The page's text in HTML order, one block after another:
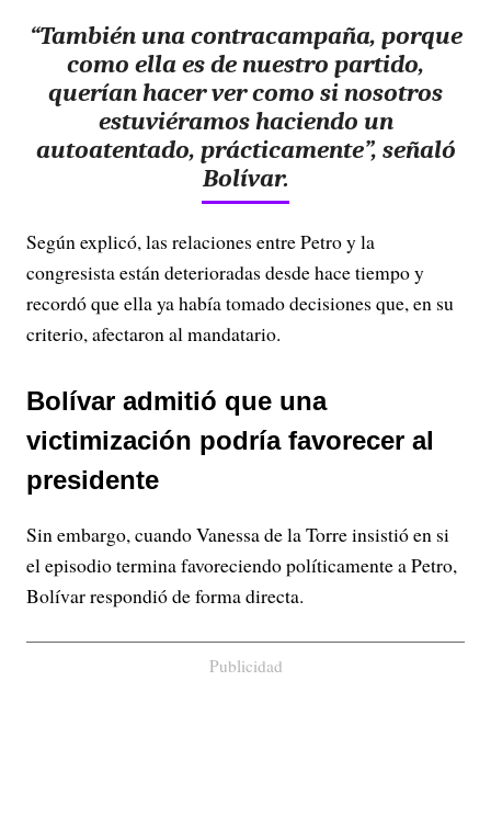
“También una contracampaña, porque
como ella es de nuestro partido,
querían hacer ver como si nosotros
estuviéramos haciendo un
autoatentado, prácticamente”, señaló
Bolívar.
Según explicó, las relaciones entre Petro y la
congresista están deterioradas desde hace tiempo y
recordó que ella ya había tomado decisiones que, en su
criterio, afectaron al mandatario.
Bolívar admitió que una
victimización podría favorecer al
presidente
Sin embargo, cuando Vanessa de la Torre insistió en si
el episodio termina favoreciendo políticamente a Petro,
Bolívar respondió de forma directa.
Publicidad